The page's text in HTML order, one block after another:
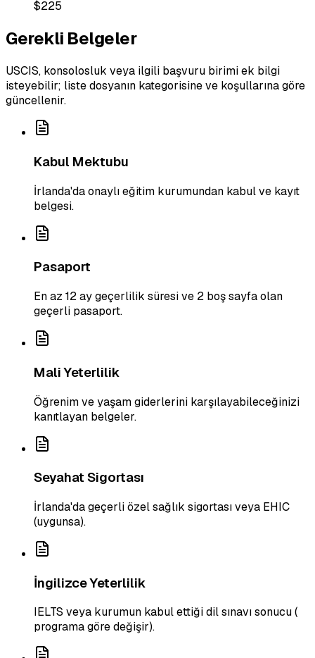
$225
Gerekli Belgeler
USCIS, konsolosluk veya ilgili başvuru birimi ek bilgi
isteyebilir; liste dosyanın kategorisine ve koşullarına göre
güncellenir.
Kabul Mektubu
İrlanda'da onaylı eğitim kurumundan kabul ve kayıt
belgesi.
Pasaport
En az 12 ay geçerlilik süresi ve 2 boş sayfa olan
geçerli pasaport.
Mali Yeterlilik
Öğrenim ve yaşam giderlerini karşılayabileceğinizi
kanıtlayan belgeler.
Seyahat Sigortası
İrlanda'da geçerli özel sağlık sigortası veya EHIC
(uygunsa).
İngilizce Yeterlilik
IELTS veya kurumun kabul ettiği dil sınavı sonucu (
programa göre değişir).